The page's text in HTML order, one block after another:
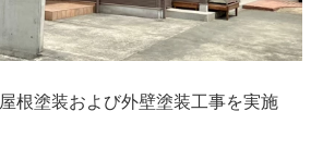
根塗装および外壁塗装工事を実施